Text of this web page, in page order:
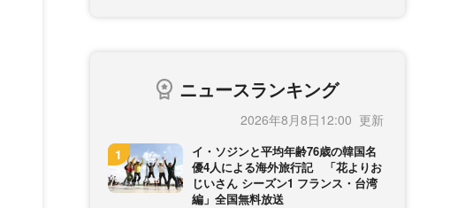
ニュースランキング
2026年8月8日12:00
イ・ソジンと平均年齢76歳の韓国名
優4人による海外旅行記 「花よりお
じいさん シーズン1 フランス・台湾
編」全国無料放送